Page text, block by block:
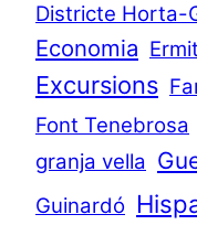
Districte Horta-
Economia
Excursions
Font Tenebrosa
granja vella
Guinardó